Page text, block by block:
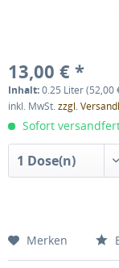
13,00 € *
Inhalt:0.25 Liter (52,00
inkl. MwSt.zzgl.
Sofort
Merken